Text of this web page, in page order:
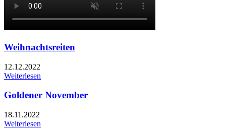
Weihnachtsreiten
12.12.2022
Weiterlesen
Goldener November
18.11.2022
Weiterlesen